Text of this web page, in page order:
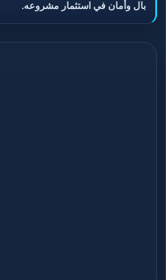
بال وأمان في استثمار مشروعه.